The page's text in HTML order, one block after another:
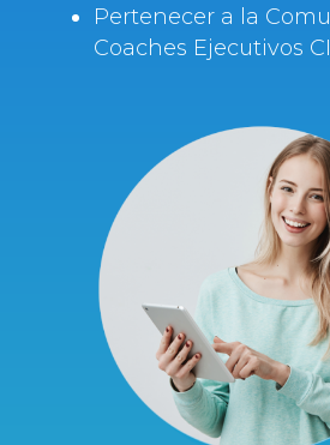
Pertenecer a la
Coaches Ejecutivos